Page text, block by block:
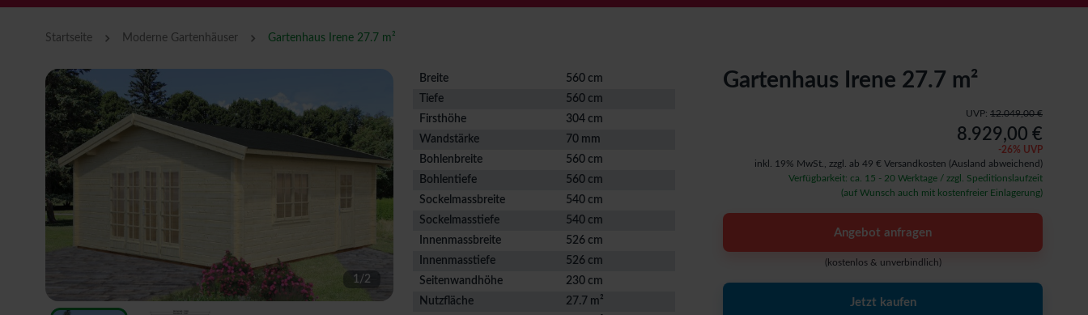
Startseite › Moderne Gartenhäuser › Gartenhaus Irene 27.7 m²
1/2
Breite
560 cm
Tiefe
560 cm
Firsthöhe
304 cm
Wandstärke
70 mm
Bohlenbreite
560 cm
Bohlentiefe
560 cm
Sockelmassbreite
540 cm
Sockelmasstiefe
540 cm
Innenmassbreite
526 cm
Innenmasstiefe
526 cm
Seitenwandhöhe
230 cm
Nutzfläche
27.7 m²
Gartenhaus Irene 27.7 m²
UVP: 12.049,00 €
8.929,00 €
-26% UVP
inkl. 19% MwSt., zzgl. ab 49 € Versandkosten (Ausland abweichend)
Verfügbarkeit: ca. 15 - 20 Werktage / zzgl. Speditionslaufzeit
(auf Wunsch auch mit kostenfreier Einlagerung)
Angebot anfragen
(kostenlos & unverbindlich)
Jetzt kaufen